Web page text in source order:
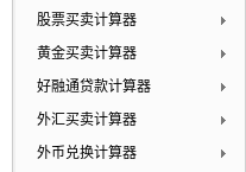
股票买卖计算器
黄金买卖计算器
好融通贷款计算器
外汇买卖计算器
外币兑换计算器